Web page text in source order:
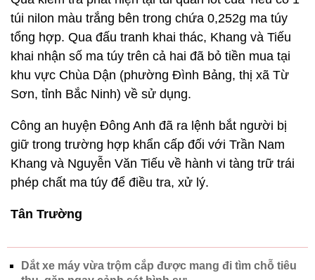
túi nilon màu trắng bên trong chứa 0,252g ma túy
tổng hợp. Qua đấu tranh khai thác, Khang và Tiếu
khai nhận số ma túy trên cả hai đã bỏ tiền mua tại
khu vực Chùa Dận (phường Đình Bảng, thị xã Từ
Sơn, tỉnh Bắc Ninh) về sử dụng.
Công an huyện Đông Anh đã ra lệnh bắt người bị
giữ trong trường hợp khẩn cấp đối với Trần Nam
Khang và Nguyễn Văn Tiếu về hành vi tàng trữ trái
phép chất ma túy để điều tra, xử lý.
Tân Trường
Dắt xe máy vừa trộm cắp được mang đi tìm chỗ tiêu